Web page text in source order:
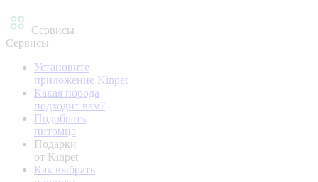
Сервисы
Сервисы
Установите
приложение Kinpet
Какая порода
подходит вам?
Подобрать
питомца
Подарки
от Kinpet
Как выбрать